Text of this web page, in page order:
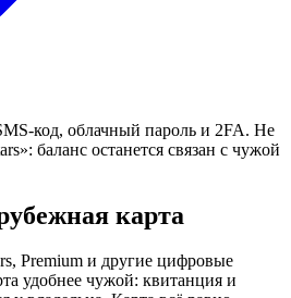
код, облачный пароль и 2FA. Не
баланс останется связан с чужой
карта
Premium и другие цифровые
удобнее чужой: квитанция и